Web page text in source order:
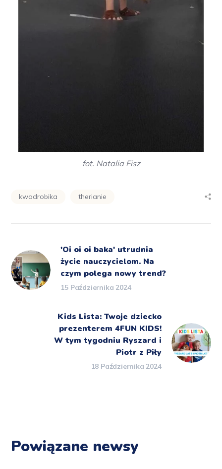
fot. Natalia Fisz
kwadrobika therianie
'Oi oi oi baka' utrudnia
życie nauczycielom. Na
czym polega nowy trend?
15 Października 2024
Kids Lista: Twoje dziecko
prezenterem 4FUN KIDS!
W tym tygodniu Ryszard i
Piotr z Piły
18 Października 2024
Powiązane newsy